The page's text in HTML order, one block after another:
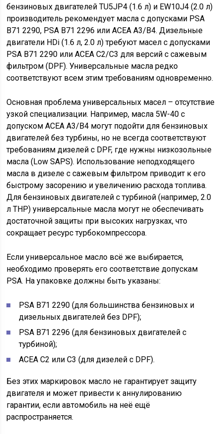
бензиновых двигателей TU5JP4 (1.6 л) и EW10J4 (2.0 л)
производитель рекомендует масла с допусками PSA
B71 2290, PSA B71 2296 или ACEA A3/B4. Дизельные
двигатели HDi (1.6 л, 2.0 л) требуют масел с допусками
PSA B71 2290 или ACEA C2/C3 для версий с сажевым
фильтром (DPF). Универсальные масла редко
соответствуют всем этим требованиям одновременно.
Основная проблема универсальных масел – отсутствие
узкой специализации. Например, масла 5W-40 с
допуском ACEA A3/B4 могут подойти для бензиновых
двигателей без турбины, но не всегда соответствуют
требованиям дизелей с DPF, где нужны низкозольные
масла (Low SAPS). Использование неподходящего
масла в дизеле с сажевым фильтром приводит к его
быстрому засорению и увеличению расхода топлива.
Для бензиновых двигателей с турбиной (например, 2.0
л THP) универсальные масла могут не обеспечивать
достаточной защиты при высоких нагрузках, что
сокращает ресурс турбокомпрессора.
Если универсальное масло всё же выбирается,
необходимо проверять его соответствие допускам
PSA. На упаковке должны быть указаны:
PSA B71 2290 (для большинства бензиновых и
дизельных двигателей без DPF);
PSA B71 2296 (для бензиновых двигателей с
турбиной);
ACEA C2 или C3 (для дизелей с DPF).
Без этих маркировок масло не гарантирует защиту
двигателя и может привести к аннулированию
гарантии, если автомобиль на неё ещё
распространяется.